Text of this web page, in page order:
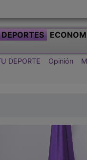
DEPORTES
DEPORTE Opinión